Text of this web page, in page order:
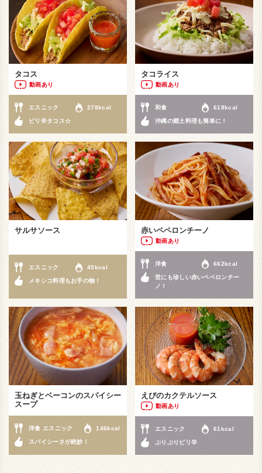
タコス
動画あり
エスニック 278kcal
ピリ辛タコス☆
タコライス
動画あり
和食 618kcal
沖縄の郷土料理も簡単に！
サルサソース
エスニック 45kcal
メキシコ料理もお手の物！
赤いペペロンチーノ
動画あり
洋食 662kcal
世にも珍しい赤いペペロンチー
ノ！
玉ねぎとベーコンのスパイシー
スープ
洋食 エスニック 146kcal
スパイシーさが絶妙！
えびのカクテルソース
動画あり
エスニック 61kcal
ぷりぷりピリ辛